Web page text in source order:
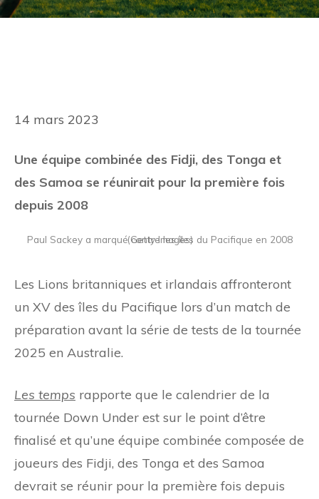
14 mars 2023
Une équipe combinée des Fidji, des Tonga et
des Samoa se réunirait pour la première fois
depuis 2008
Paul Sackey a marqué contre les îles du Pacifique en 2008 (Getty Images)
Les Lions britanniques et irlandais affronteront
un XV des îles du Pacifique lors d’un match de
préparation avant la série de tests de la tournée
2025 en Australie.
Les temps rapporte que le calendrier de la
tournée Down Under est sur le point d’être
finalisé et qu’une équipe combinée composée de
joueurs des Fidji, des Tonga et des Samoa
devrait se réunir pour la première fois depuis